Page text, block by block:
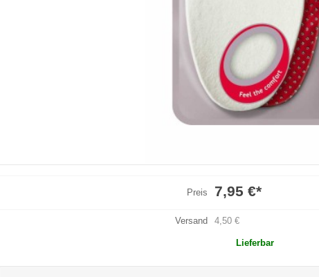
Preis 7,95 €*
Versand 4,50 €
Lieferbar